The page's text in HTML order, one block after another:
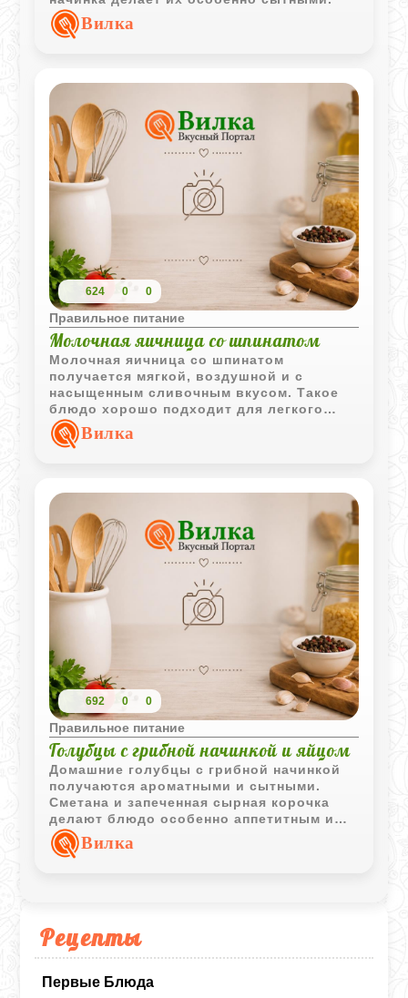
Рецепты
Первые Блюда
Вилка
624 0 0
Правильное питание
Молочная яичница со шпинатом
Молочная яичница со шпинатом
получается мягкой, воздушной и с
насыщенным сливочным вкусом. Такое
блюдо хорошо подходит для легкого
завтрака или теплого домашнего ужина.
Вилка
692 0 0
Правильное питание
Голубцы с грибной начинкой и яйцом
Домашние голубцы с грибной начинкой
получаются ароматными и сытными.
Сметана и запеченная сырная корочка
делают блюдо особенно аппетитным и
мягким по вкусу.
Вилка